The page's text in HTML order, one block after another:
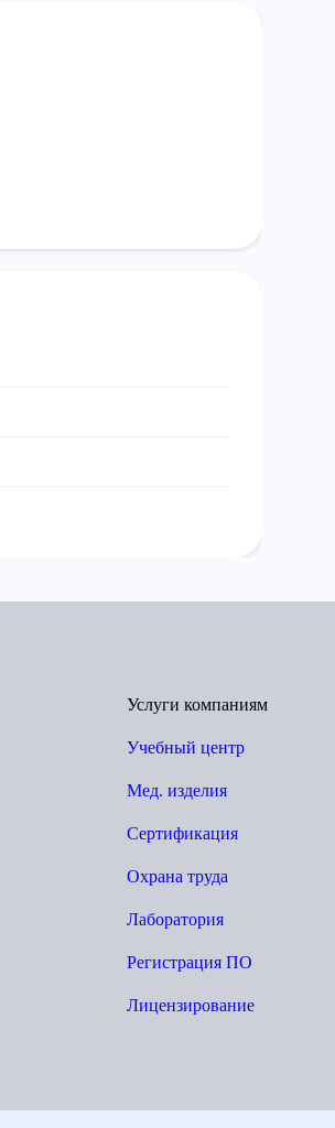
Услуги компаниям
Учебный центр
Мед. изделия
Сертификация
Охрана труда
Лаборатория
Регистрация ПО
Лицензирование